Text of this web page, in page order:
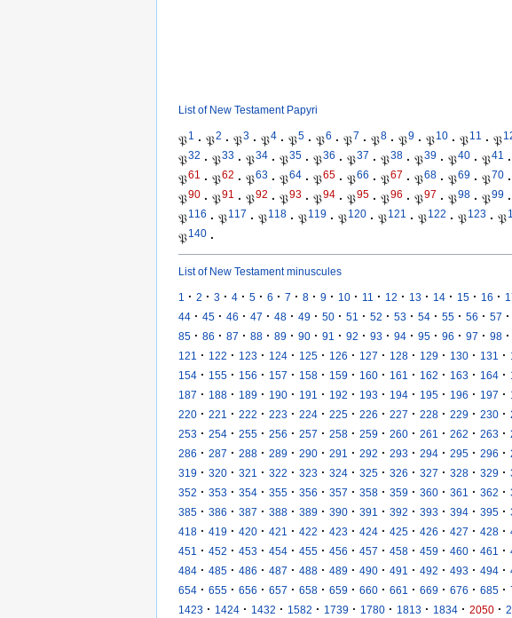
List of New Testament Papyri
𝔓1 · 𝔓2 · 𝔓3 · 𝔓4 · 𝔓5 · 𝔓6 · 𝔓7 · 𝔓8 · 𝔓9 · 𝔓10 · 𝔓11 · 𝔓
𝔓32 · 𝔓33 · 𝔓34 · 𝔓35 · 𝔓36 · 𝔓37 · 𝔓38 · 𝔓39 · 𝔓40 · 𝔓41 ·
𝔓61 · 𝔓62 · 𝔓63 · 𝔓64 · 𝔓65 · 𝔓66 · 𝔓67 · 𝔓68 · 𝔓69 · 𝔓70 ·
𝔓90 · 𝔓91 · 𝔓92 · 𝔓93 · 𝔓94 · 𝔓95 · 𝔓96 · 𝔓97 · 𝔓98 · 𝔓99 ·
𝔓116 · 𝔓117 · 𝔓118 · 𝔓119 · 𝔓120 · 𝔓121 · 𝔓122 · 𝔓123 · 𝔓
𝔓140 ·
List of New Testament minuscules
1 · 2 · 3 · 4 · 5 · 6 · 7 · 8 · 9 · 10 · 11 · 12 · 13 · 14 · 15 · 16 ·
44 · 45 · 46 · 47 · 48 · 49 · 50 · 51 · 52 · 53 · 54 · 55 · 56 · 57 ·
85 · 86 · 87 · 88 · 89 · 90 · 91 · 92 · 93 · 94 · 95 · 96 · 97 · 98 ·
121 · 122 · 123 · 124 · 125 · 126 · 127 · 128 · 129 · 130 · 131 ·
154 · 155 · 156 · 157 · 158 · 159 · 160 · 161 · 162 · 163 · 164 ·
187 · 188 · 189 · 190 · 191 · 192 · 193 · 194 · 195 · 196 · 197 ·
220 · 221 · 222 · 223 · 224 · 225 · 226 · 227 · 228 · 229 · 230 ·
253 · 254 · 255 · 256 · 257 · 258 · 259 · 260 · 261 · 262 · 263 ·
286 · 287 · 288 · 289 · 290 · 291 · 292 · 293 · 294 · 295 · 296 ·
319 · 320 · 321 · 322 · 323 · 324 · 325 · 326 · 327 · 328 · 329 ·
352 · 353 · 354 · 355 · 356 · 357 · 358 · 359 · 360 · 361 · 362 ·
385 · 386 · 387 · 388 · 389 · 390 · 391 · 392 · 393 · 394 · 395 ·
418 · 419 · 420 · 421 · 422 · 423 · 424 · 425 · 426 · 427 · 428 ·
451 · 452 · 453 · 454 · 455 · 456 · 457 · 458 · 459 · 460 · 461 ·
484 · 485 · 486 · 487 · 488 · 489 · 490 · 491 · 492 · 493 · 494 ·
654 · 655 · 656 · 657 · 658 · 659 · 660 · 661 · 669 · 676 · 685 ·
1423 · 1424 · 1432 · 1582 · 1739 · 1780 · 1813 · 1834 · 2050 ·